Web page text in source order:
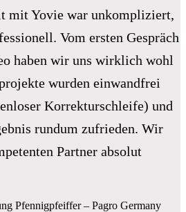
mit Yovie war unkompliziert,
Vom ersten Gespräch
haben wir uns wirklich wohl
wurden einwandfrei
Korrekturschleife) und
rundum zufrieden. Wir
Partner absolut
Pfennigpfeiffer – Pagro Germany